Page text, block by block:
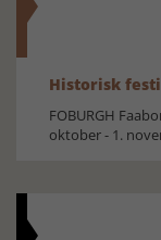
Historisk
FOBURGH
oktober - 1.